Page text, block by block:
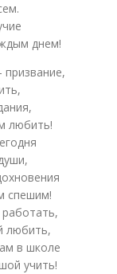
днем!
любить!
спешим!
любить,
в школе
учить!